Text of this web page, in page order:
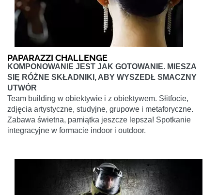
PAPARAZZI CHALLENGE
KOMPONOWANIE JEST JAK GOTOWANIE. MIESZA
SIĘ RÓŻNE SKŁADNIKI, ABY WYSZEDŁ SMACZNY
UTWÓR
Team building w obiektywie i z obiektywem. Słitfocie,
zdjęcia artystyczne, studyjne, grupowe i metaforyczne.
Zabawa świetna, pamiątka jeszcze lepsza! Spotkanie
integracyjne w formacie indoor i outdoor.